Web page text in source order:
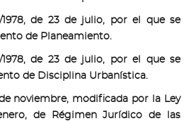
1978, de 23 de julio, por el que se
de Planeamiento.
1978, de 23 de julio, por el que se
de Disciplina Urbanística.
de noviembre, modificada por la Ley
de Régimen Jurídico de las